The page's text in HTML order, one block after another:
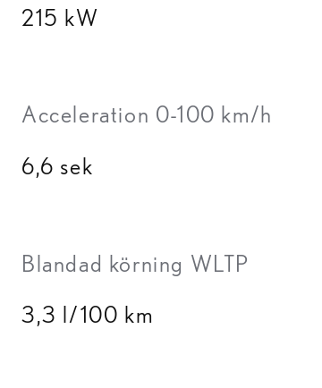
215 kW
Acceleration 0-100 km/h
6,6 sek
Blandad körning WLTP
3,3 l/100 km